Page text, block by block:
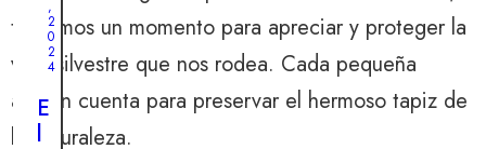
tomemos un momento para apreciar y proteger la
vida silvestre que nos rodea. Cada pequeña
acción cuenta para preservar el hermoso tapiz de
la naturaleza.
d
l
a
n
i
a
n
a
r
,
2
0
2
4
E
l